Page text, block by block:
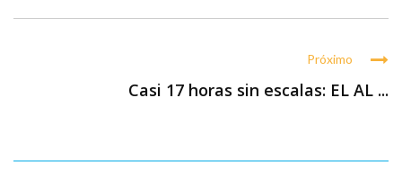
Próximo
Casi 17 horas sin escalas: EL AL ...